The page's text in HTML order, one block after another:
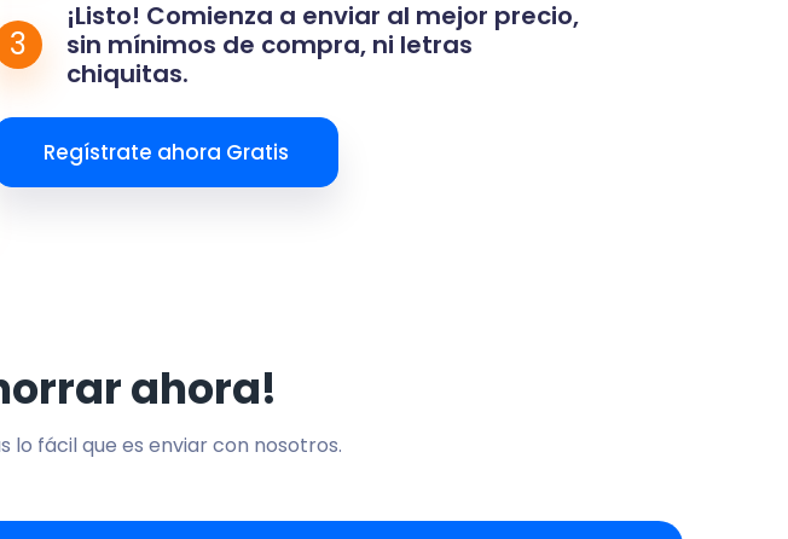
3
¡Listo! Comienza a enviar al mejor precio,
sin mínimos de compra, ni letras
chiquitas.
Regístrate ahora Gratis
ahora!
lo fácil que es enviar con nosotros.